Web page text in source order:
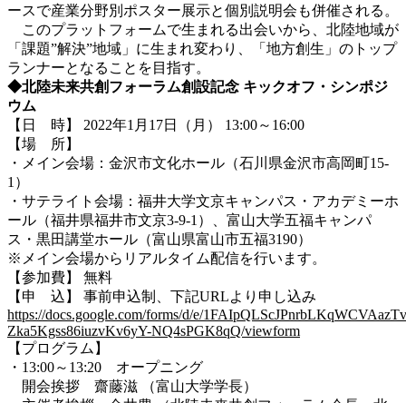
ースで産業分野別ポスター展示と個別説明会も併催される。
このプラットフォームで生まれる出会いから、北陸地域が
「課題”解決”地域」に生まれ変わり、「地方創生」のトップ
ランナーとなることを目指す。
◆北陸未来共創フォーラム創設記念 キックオフ・シンポジ
ウム
【日 時】 2022年1月17日（月） 13:00～16:00
【場 所】
・メイン会場：金沢市文化ホール（石川県金沢市高岡町15-
1）
・サテライト会場：福井大学文京キャンパス・アカデミーホ
ール（福井県福井市文京3-9-1）、富山大学五福キャンパ
ス・黒田講堂ホール（富山県富山市五福3190）
※メイン会場からリアルタイム配信を行います。
【参加費】 無料
【申 込】 事前申込制、下記URLより申し込み
https://docs.google.com/forms/d/e/
Zka5Kgss86iuzvKv6yY-NQ4sPGK8qQ/viewform
【プログラム】
・13:00～13:20 オープニング
開会挨拶 齋藤滋 （富山大学学長）